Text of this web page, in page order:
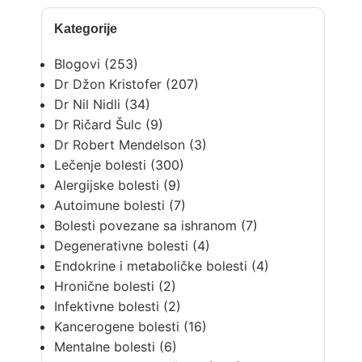
Kategorije
Blogovi (253)
Dr Džon Kristofer(207)
Dr Nil Nidli (34)
Dr Ričard Šulc (9)
Dr Robert Mendelson(3)
Lečenje bolesti (300)
Alergijske bolesti (9)
Autoimune bolesti (7)
Bolesti povezane sa ishranom (7)
Degenerativne bolesti (4)
Endokrine i metaboličke bolesti (4)
Hronične bolesti (2)
Infektivne bolesti (2)
Kancerogene bolesti (16)
Mentalne bolesti (6)